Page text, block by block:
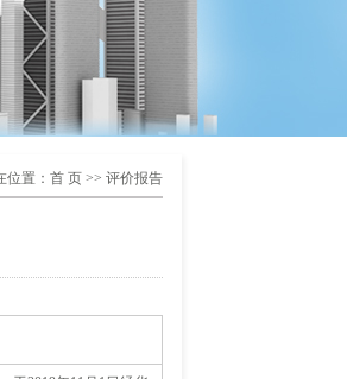
位置： 首 页 >> 评价报告